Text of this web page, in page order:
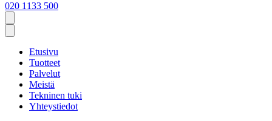
020 1133 500
Etusivu
Tuotteet
Palvelut
Meistä
Tekninen tuki
Yhteystiedot